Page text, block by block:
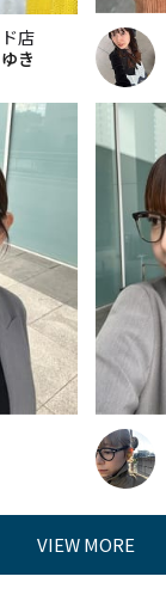
店
き
VIEW MORE